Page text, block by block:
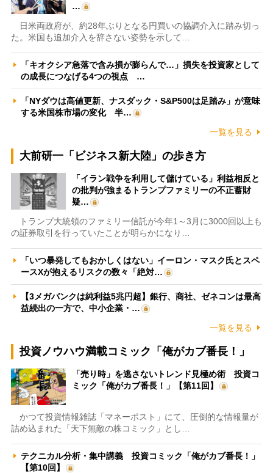
…
日米両政府が、約28年ぶりとなる円買いの協調介入に踏み切っ
た。米国も追加介入を辞さない姿勢を示して…
「キオクシア急落で含み損が膨らんで…」損失を投資家として
の成長につなげる4つの視点 …
「NYダウは高値更新、ナスダック・S&P500は足踏み」が意味
する米国株市場の変化 半…
一覧を見る
大前研一「ビジネス新大陸」の歩き方
「イラン戦争を利用して儲けている」利益相反と
の批判が強まるトランプファミリーの不正蓄財
疑…
トランプ大統領のファミリー信託が今年1～3月に3000回以上も
の証券取引を行っていたことが明らかになり…
「いつ暴発してもおかしくはない」イーロン・マスク氏とスペ
ースXが抱えるリスクの数々「絶対…
【3メガバンクは純利益5兆円超】銀行、商社、ゼネコンは最高
益続出の一方で、中小企業・…
一覧を見る
投資ノウハウ満載コミック「俺がカブ番長！」
「売り時」を逃さないトレンド見極め術 投資コ
ミック「俺がカブ番長！」【第11回】
かつて投資情報雑誌「マネーポスト」にて、圧倒的な情報量が
詰め込まれた「天下無敵の株コミック」とし…
テクニカル分析・集中講義 投資コミック「俺がカブ番長！」
【第10回】